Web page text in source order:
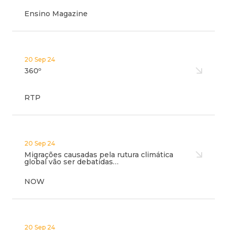
Ensino Magazine
20 Sep 24
360º
RTP
20 Sep 24
Migrações causadas pela rutura climática
global vão ser debatidas…
NOW
20 Sep 24